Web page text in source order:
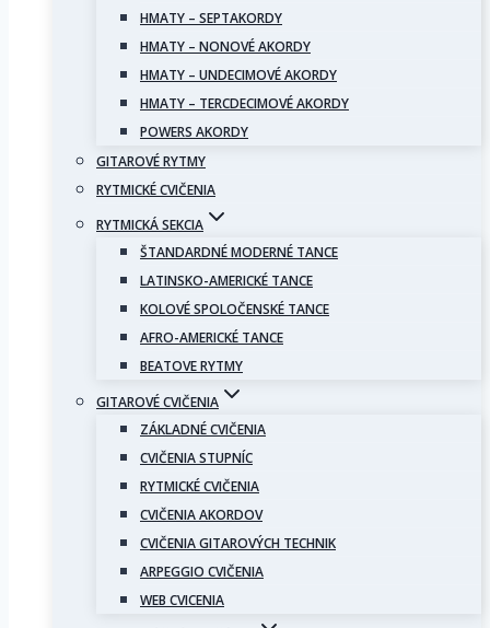
HMATY – SEPTAKORDY
HMATY – NONOVÉ AKORDY
HMATY – UNDECIMOVÉ AKORDY
HMATY – TERCDECIMOVÉ AKORDY
POWERS AKORDY
GITAROVÉ RYTMY
RYTMICKÉ CVIČENIA
RYTMICKÁ SEKCIA
ŠTANDARDNÉ MODERNÉ TANCE
LATINSKO-AMERICKÉ TANCE
KOLOVÉ SPOLOČENSKÉ TANCE
AFRO-AMERICKÉ TANCE
BEATOVE RYTMY
GITAROVÉ CVIČENIA
ZÁKLADNÉ CVIČENIA
CVIČENIA STUPNÍC
RYTMICKÉ CVIČENIA
CVIČENIA AKORDOV
CVIČENIA GITAROVÝCH TECHNIK
ARPEGGIO CVIČENIA
WEB CVICENIA